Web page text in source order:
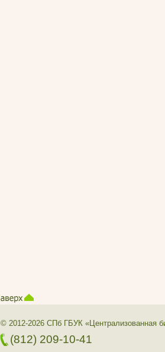
© 2012-2026 СПб ГБУК «Централизованная
(812) 209-10-41